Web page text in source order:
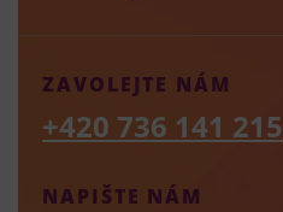
NAPIŠTE NÁM
ZAVOLEJTE NÁM
+420 736 141 215